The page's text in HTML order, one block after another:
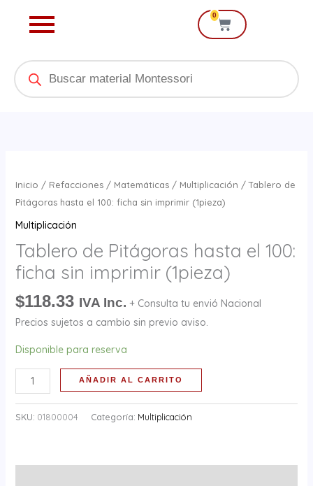
0
Cart
Products
search
Inicio / Refacciones/ Matemáticas/ Multiplicación / Tablero de
Pitágoras hasta el 100: ficha sin imprimir (1pieza)
Multiplicación
Tablero de Pitágoras hasta el 100:
ficha sin imprimir (1pieza)
$118.33 IVA Inc. + Consulta tu envió Nacional
Precios sujetos a cambio sin previo aviso.
Disponible para reserva
de
Pitágoras
100:
ficha
imprimir
(1pieza)
AÑADIR AL CARRITO
SKU: 01800004 Categoría: Multiplicación